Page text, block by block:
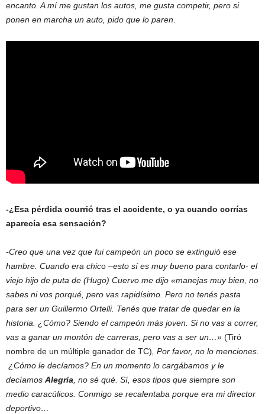
encanto. A mí me gustan los autos, me gusta competir, pero si
ponen en marcha un auto, pido que lo paren.
-¿Esa pérdida ocurrió tras el accidente, o ya cuando corrías
aparecía esa sensación?
-Creo que una vez que fui campeón un poco se extinguió ese
hambre. Cuando era chico –esto sí es muy bueno para contarlo- el
viejo hijo de puta de (Hugo) Cuervo me dijo «manejas muy bien, no
sabes ni vos porqué, pero vas rapidísimo. Pero no tenés pasta
para ser un Guillermo Ortelli. Tenés que tratar de quedar en la
historia. ¿Cómo? Siendo el campeón más joven. Si no vas a correr,
vas a ganar un montón de carreras, pero vas a ser un…» (Tiró
nombre de un múltiple ganador de TC), Por favor, no lo menciones.
¿Cómo le decíamos? En un momento lo cargábamos y le
decíamos Alegría, no sé qué. Sí, esos tipos que siempre son
medio caracúlicos. Conmigo se recalentaba porque era mi director
deportivo…